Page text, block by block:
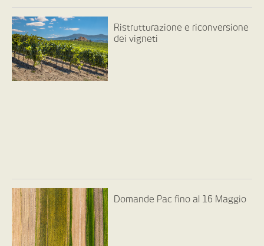
Ristrutturazione e riconversione
dei vigneti
Domande Pac fino al 16 Maggio